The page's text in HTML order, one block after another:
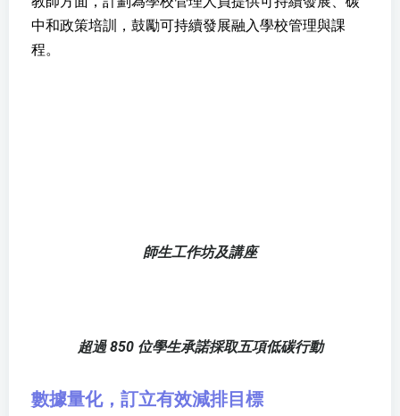
中和政策培訓，鼓勵可持續發展融入學校管理與課
程。
師生工作坊及講座
超過 850 位學生承諾採取五項低碳行動
數據量化，訂立有效減排目標